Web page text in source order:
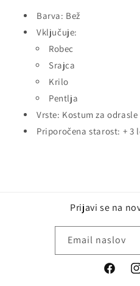
Barva: Bež
Vključuje:
Robec
Srajca
Krilo
Pentlja
Vrste: Kostum za odrasle
Priporočena starost: + 3
Prijavi se na
Email naslov